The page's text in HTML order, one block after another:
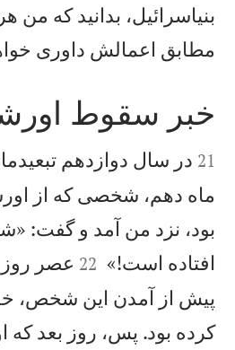
بنیاسرائيل، بدانيد كه من
مطابق اعمالش داوری

خبر سقوط

21 در سال دوازدهم
ماه دهم، شخصی كه از
بود، نزد من آمد و گفت:
افتاده است!»

22 عصر روز
پيش از آمدن اين شخص،
كرده بود. پس، روز بعد كه